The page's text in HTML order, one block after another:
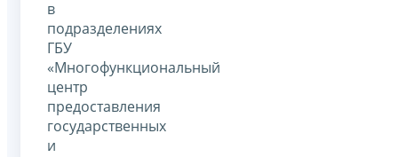
в
подразделениях
ГБУ
«Многофункциональный
центр
предоставления
государственных
и